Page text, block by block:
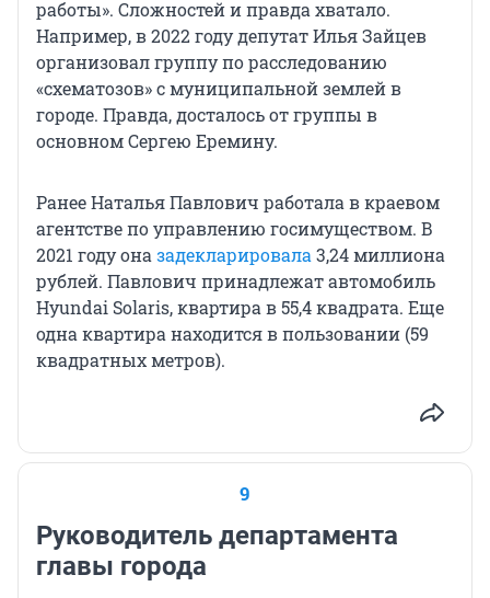
работы». Сложностей и правда хватало.
Например, в 2022 году депутат Илья Зайцев
организовал группу по расследованию
«схематозов» с муниципальной землей в
городе. Правда, досталось от группы в
основном Сергею Еремину.
Ранее Наталья Павлович работала в краевом
агентстве по управлению госимуществом. В
2021 году она задекларировала 3,24 миллиона
рублей. Павлович принадлежат автомобиль
Hyundai Solaris, квартира в 55,4 квадрата. Еще
одна квартира находится в пользовании (59
квадратных метров).
9
Руководитель департамента
главы города